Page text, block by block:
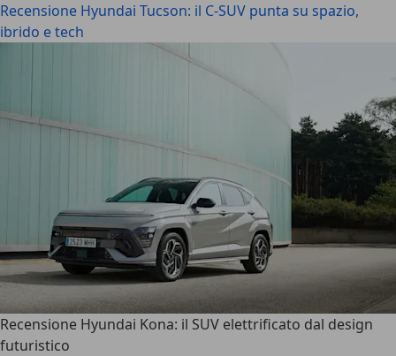
Recensione Hyundai Tucson: il C-SUV punta su spazio,
ibrido e tech
Recensione Hyundai Kona: il SUV elettrificato dal design
futuristico